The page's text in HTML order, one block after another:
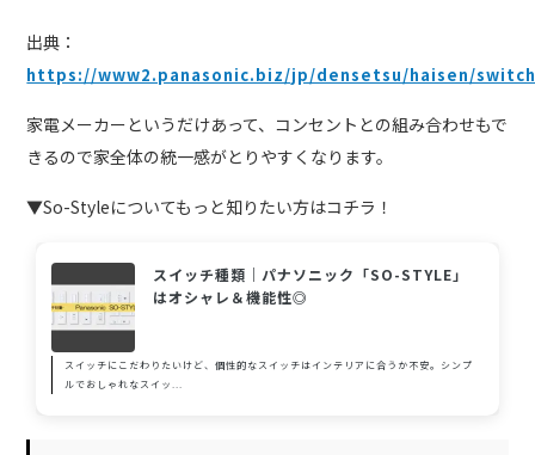
出典：
https://www2.panasonic.biz/jp/densetsu/haisen/
家電メーカーというだけあって、コンセントとの組み合わせもで
きるので家全体の統一感がとりやすくなります。
▼So-Styleについてもっと知りたい方はコチラ！
スイッチ種類｜パナソニック「SO-STYLE」
はオシャレ＆機能性◎
スイッチにこだわりたいけど、個性的なスイッチはインテリアに合うか不安。シンプ
ルでおしゃれなスイッ...